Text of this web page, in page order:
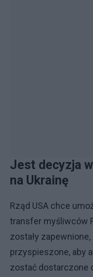
Jest decyzja
na Ukrainę
Rząd USA chce
transfer myśliwców
zostały
przyspieszone, aby
zostać dostarczone